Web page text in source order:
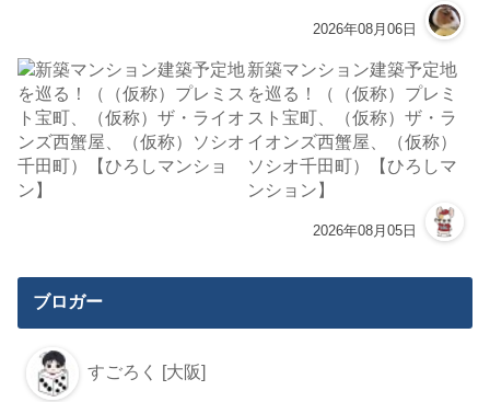
2026年08月06日
新築マンション建築予定地
を巡る！（（仮称）プレミ
スト宝町、（仮称）ザ・ラ
イオンズ西蟹屋、（仮称）
ソシオ千田町）【ひろしマ
ンション】
2026年08月05日
ブロガー
すごろく [大阪]